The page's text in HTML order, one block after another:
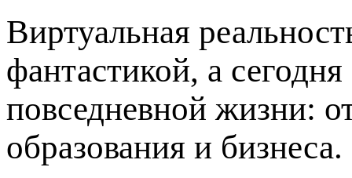
Виртуальная
фантастикой, а
повседневной жизни:
образования и